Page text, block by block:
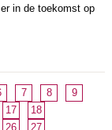
in de toekomst op
7 8
9
17
18
26 27